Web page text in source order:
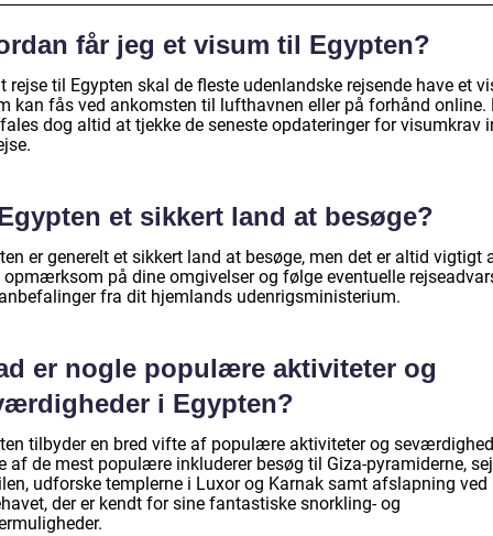
får jeg et visum til Egypten?
rejse til Egypten skal de fleste udenlandske rejsende have et
kan fås ved ankomsten til lufthavnen eller på forhånd online.
dog altid at tjekke de seneste opdateringer for visumkrav
et sikkert land at besøge?
er generelt et sikkert land at besøge, men det er altid vigtigt
på dine omgivelser og følge eventuelle
fra dit hjemlands udenrigsministerium.
er nogle populære aktiviteter og
i Egypten?
tilbyder en bred vifte af populære aktiviteter og
af de mest populære inkluderer besøg til Giza-pyramiderne,
udforske templerne i Luxor og Karnak samt afslapning ved
der er kendt for sine fantastiske snorkling- og